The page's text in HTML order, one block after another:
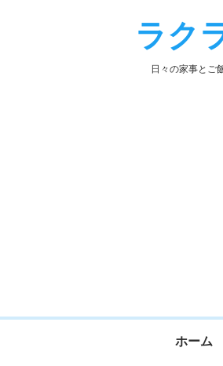
ラク
日々の家事とご
ホーム